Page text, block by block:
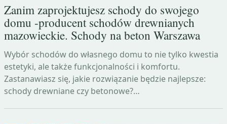
Zanim zaprojektujesz schody do swojego
domu -producent schodów drewnianych
mazowieckie. Schody na beton Warszawa
Wybór schodów do własnego domu to nie tylko kwestia
estetyki, ale także funkcjonalności i komfortu.
Zastanawiasz się, jakie rozwiązanie będzie najlepsze:
schody drewniane czy betonowe?…